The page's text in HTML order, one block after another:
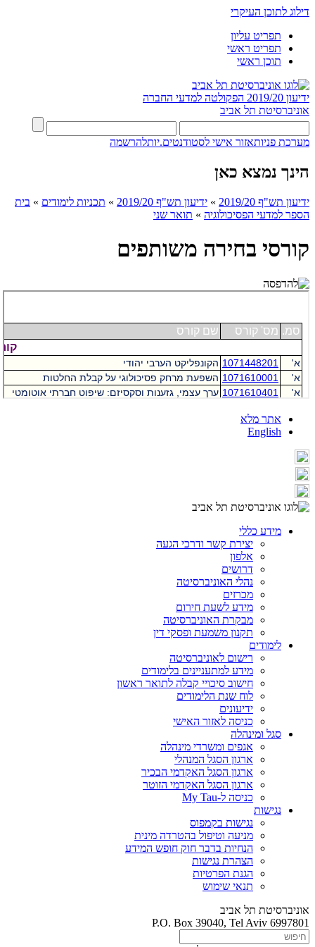
דילוג לתוכן העיקרי
תפריט עליון
תפריט ראשי
תוכן ראשי
ידיעון 2019/20
הפקולטה למדעי החברה
אוניברסיטת תל אביב
מערכת פניותאזור אישי לסטודנטים.יותלהרשמה
הינך נמצא כאן
ידיעון תש"ף 2019/20 » ידיעון תש"ף 2019/20 » תכניות לימודים » בית
הספר למדעי הפסיכולוגיה » תואר שני
קורסי בחירה משותפים
אתר מלא
English
מידע כללי
יצירת קשר ודרכי הגעה
אלפון
דרושים
נהלי האוניברסיטה
מכרזים
מידע לשעת חירום
מבקרת האוניברסיטה
תקנון משמעת ופסקי דין
לימודים
רישום לאוניברסיטה
מידע למתעניינים בלימודים
חישוב סיכויי קבלה לתואר ראשון
לוח שנת הלימודים
ידיעונים
כניסה לאזור האישי
סגל ומינהלה
אגפים ומשרדי מינהלה
ארגון הסגל המנהלי
ארגון הסגל האקדמי הבכיר
ארגון הסגל האקדמי הזוטר
כניסה ל-My Tau
נגישות
נגישות בקמפוס
מניעה וטיפול בהטרדה מינית
הנחיות בדבר חוק חופש המידע
הצהרת נגישות
הגנת הפרטיות
תנאי שימוש
אוניברסיטת תל אביב
P.O. Box 39040, Tel Aviv 6997801